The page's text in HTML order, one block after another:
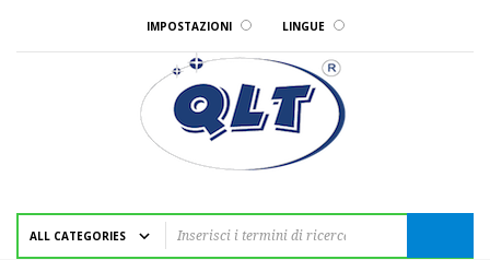
IMPOSTAZIONI LINGUE